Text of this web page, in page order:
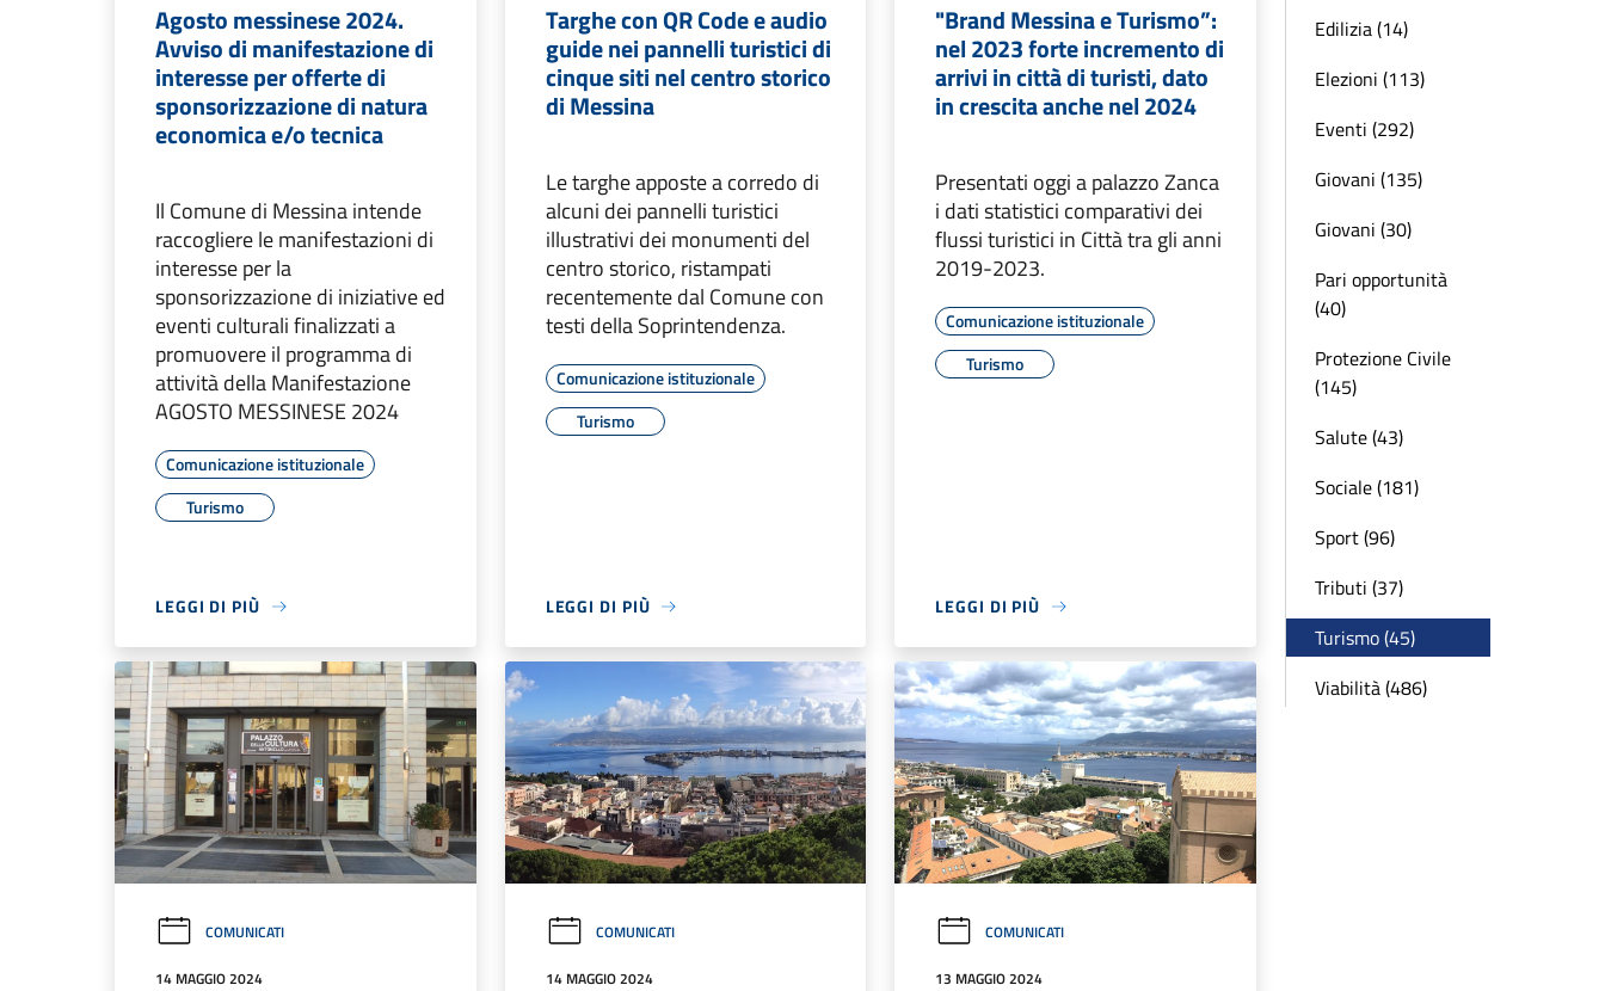
Agosto messinese 2024.
Avviso di manifestazione di
interesse per offerte di
sponsorizzazione di natura
economica e/o tecnica
Il Comune di Messina intende
raccogliere le manifestazioni di
interesse per la
sponsorizzazione di iniziative ed
eventi culturali finalizzati a
promuovere il programma di
attività della Manifestazione
AGOSTO MESSINESE 2024
Comunicazione istituzionale
Turismo
LEGGI DI PIÙ
Targhe con QR Code e audio
guide nei pannelli turistici di
cinque siti nel centro storico
di Messina
Le targhe apposte a corredo di
alcuni dei pannelli turistici
illustrativi dei monumenti del
centro storico, ristampati
recentemente dal Comune con
testi della Soprintendenza.
Comunicazione istituzionale
Turismo
LEGGI DI PIÙ
"Brand Messina e Turismo”:
nel 2023 forte incremento di
arrivi in città di turisti, dato
in crescita anche nel 2024
Presentati oggi a palazzo Zanca
i dati statistici comparativi dei
flussi turistici in Città tra gli anni
2019-2023.
Comunicazione istituzionale
Turismo
LEGGI DI PIÙ
COMUNICATI
14 MAGGIO 2024
COMUNICATI
14 MAGGIO 2024
COMUNICATI
13 MAGGIO 2024
Edilizia (14)
Elezioni (113)
Eventi (292)
Giovani (135)
Giovani (30)
Pari opportunità
(40)
Protezione Civile
(145)
Salute (43)
Sociale (181)
Sport (96)
Tributi (37)
Turismo (45)
Viabilità (486)